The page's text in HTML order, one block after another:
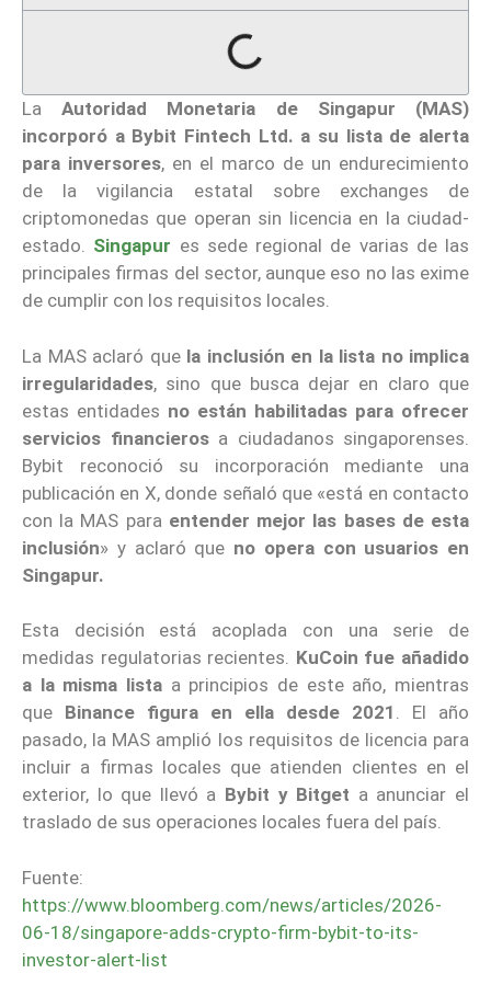
LaAutoridad Monetaria de Singapur (MAS)
incorporó a Bybit Fintech Ltd. a su lista de alerta
para inversores, en el marco de un endurecimiento
de la vigilancia estatal sobre exchanges de
criptomonedas que operan sin licencia en la ciudad-
estado. Singapur es sede regional de varias de las
principales firmas del sector, aunque eso no las exime
de cumplir con los requisitos locales.
La MAS aclaró que la inclusión en la lista no implica
irregularidades, sino que busca dejar en claro que
estas entidades no están habilitadas para ofrecer
servicios financieros a ciudadanos singaporenses.
Bybit reconoció su incorporación mediante una
publicación en X, donde señaló que «está en contacto
con la MAS para entender mejor las bases de esta
inclusión» y aclaró que no opera con usuarios en
Singapur.
Esta decisión está acoplada con una serie de
medidas regulatorias recientes. KuCoin fue añadido
a la misma lista a principios de este año, mientras
que Binance figura en ella desde 2021 . El año
pasado, la MAS amplió los requisitos de licencia para
incluir a firmas locales que atienden clientes en el
exterior, lo que llevó a Bybit y Bitget a anunciar el
traslado de sus operaciones locales fuera del país.
Fuente:
https://www.bloomberg.com/news/articles/2026-
06-18/singapore-adds-crypto-firm-bybit-to-its-
investor-alert-list